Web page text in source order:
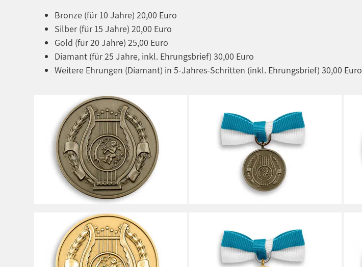
Bronze (für 10 Jahre) 20,00 Euro
Silber (für 15 Jahre) 20,00 Euro
Gold (für 20 Jahre) 25,00 Euro
Diamant (für 25 Jahre, inkl. Ehrungsbrief) 30,00 Euro
Weitere Ehrungen (Diamant) in 5-Jahres-Schritten (inkl. Ehrungsbrief) 30,00 Euro